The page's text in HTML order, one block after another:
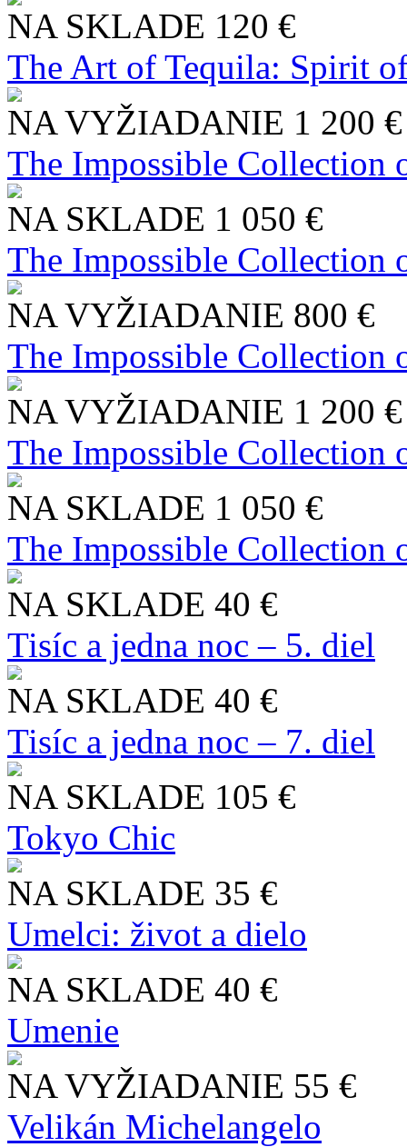
NA SKLADE 120 €
The Art of Tequila: Spirit
NA VYŽIADANIE 1 200 €
The Impossible Collection
NA SKLADE 1 050 €
The Impossible Collection
NA VYŽIADANIE 800 €
The Impossible Collection
NA VYŽIADANIE 1 200 €
The Impossible Collection
NA SKLADE 1 050 €
The Impossible Collection
NA SKLADE 40 €
Tisíc a jedna noc – 5. diel
NA SKLADE 40 €
Tisíc a jedna noc – 7. diel
NA SKLADE 105 €
Tokyo Chic
NA SKLADE 35 €
Umelci: život a dielo
NA SKLADE 40 €
Umenie
NA VYŽIADANIE 55 €
Velikán Michelangelo